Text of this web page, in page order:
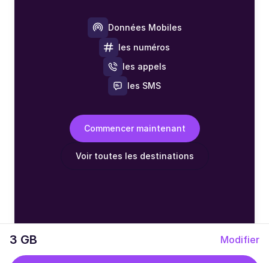
3 GB Modifier
Données Mobiles
les numéros
les appels
les SMS
Commencer maintenant
Voir toutes les destinations